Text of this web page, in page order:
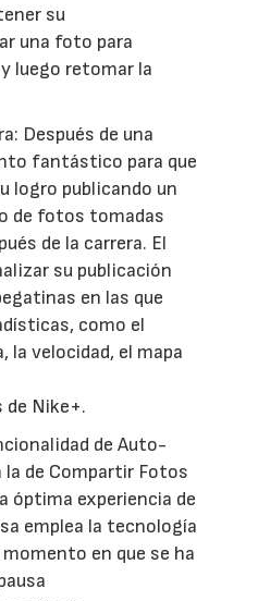
su
una foto para
luego retomar la
Después de una
fantástico para que
logro publicando un
de fotos tomadas
de la carrera. El
su publicación
en las que
como el
la velocidad, el mapa
de Nike+.
de Auto-
la de Compartir Fotos
óptima experiencia de
emplea la tecnología
en que se ha